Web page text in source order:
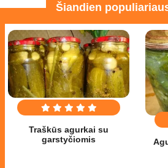
Šiandien
Traškūs agurkai su
garstyčiomis